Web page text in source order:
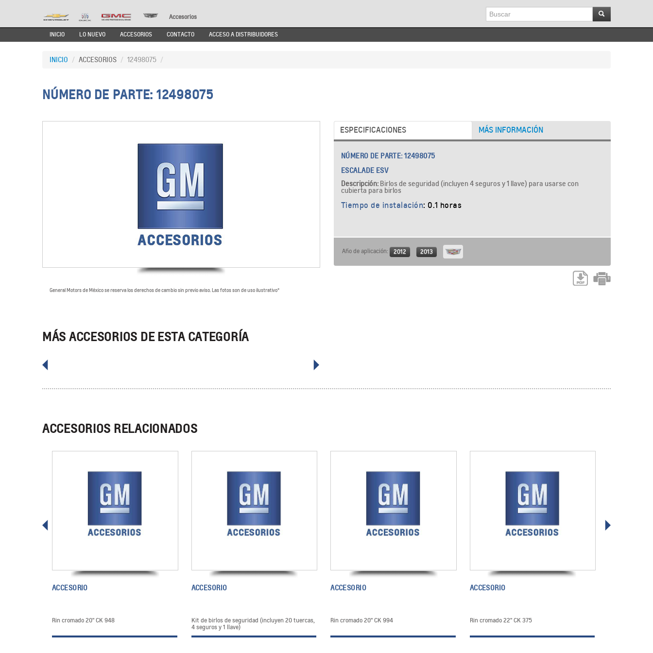
Accesorios
INICIO LO NUEVO ACCESORIOS CONTACTO ACCESO A DISTRIBUIDORES
INICIO / ACCESORIOS / 12498075 /
NÚMERO DE PARTE: 12498075
General Motors de México se reserva los derechos de cambio sin previo aviso. Las fotos son de uso ilustrativo*​
ESPECIFICACIONES MÁS INFORMACIÓN
NÚMERO DE PARTE:12498075
ESCALADE ESV
Descripción: Birlos de seguridad (incluyen 4 seguros y 1 llave) para usarse con
cubierta para birlos
Tiempo de instalación: 0.1 horas
Año de aplicación: 2012 2013
MÁS ACCESORIOS DE ESTA CATEGORÍA
ACCESORIOS RELACIONADOS
ACCESORIO
Rin cromado 20" CK 948
ACCESORIO
Kit de birlos de seguridad (incluyen 20 tuercas,
4 seguros y 1 llave)
ACCESORIO
Rin cromado 20" CK 994
ACCESORIO
Rin cromado 22" CK 375